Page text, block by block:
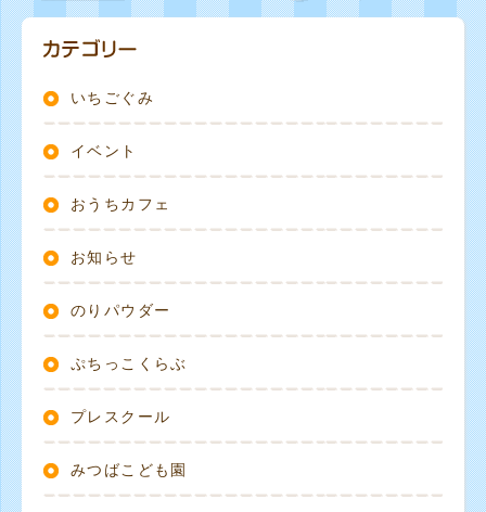
いちごぐみ
イベント
おうちカフェ
お知らせ
のりパウダー
ぷちっこくらぶ
プレスクール
みつばこども園